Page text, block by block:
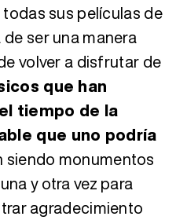
sus películas de
ser una manera
volver a disfrutar de
que han
tiempo de la
que uno podría
siendo monumentos
y otra vez para
agradecimiento